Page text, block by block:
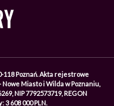
118 Poznań. Akta rejestrowe
Miasto i Wilda w Poznaniu,
NIP 7792573719, REGON
3 608 000 PLN.